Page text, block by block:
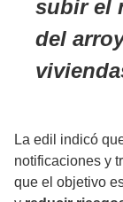
subir el
del
La edil indicó
notificaciones y
que el objetivo